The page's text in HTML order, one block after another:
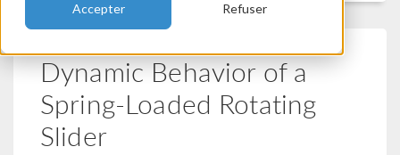
Accepter Refuser
Dynamic Behavior of a
Spring-Loaded Rotating
Slider